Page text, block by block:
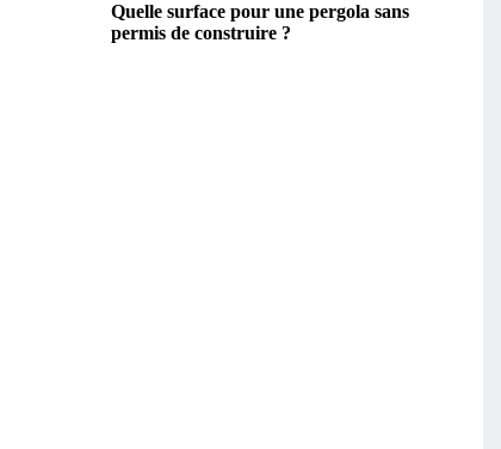
Quelle surface pour une pergola sans
permis de construire ?